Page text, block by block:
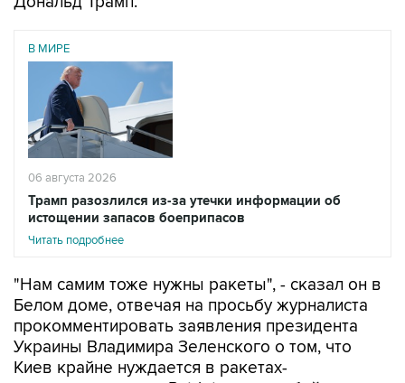
В МИРЕ
06 августа 2026
Трамп разозлился из-за утечки информации об
истощении запасов боеприпасов
Читать подробнее
"Нам самим тоже нужны ракеты", - сказал он в
прокомментировать заявления президента
Украины Владимира Зеленского о том, что
Киев крайне нуждается в ракетах-
перехватчиках для Patriot и дальнобойных
ракетах.